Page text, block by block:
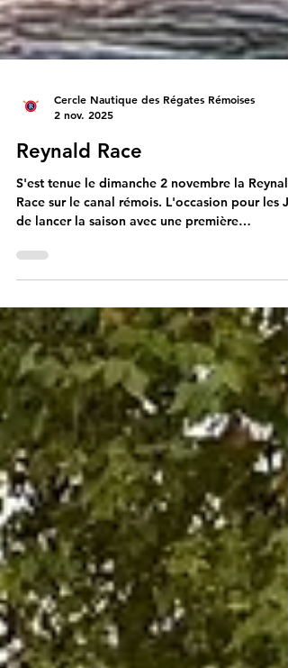
Cercle Nautique des Régates Rémoises
Reynald Race
S'est tenue le dimanche 2 novembre la Reynald
Race sur le canal rémois. L'occasion pour les
de lancer la saison avec une première
compétition à domicile réunissant les jeunes du
Grand-Est !